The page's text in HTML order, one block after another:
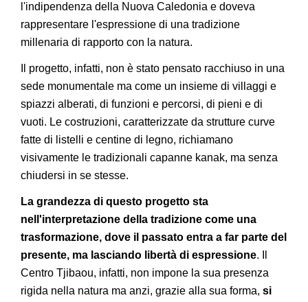
l'indipendenza della Nuova Caledonia e doveva
rappresentare l'espressione di una tradizione
millenaria di rapporto con la natura.
Il progetto, infatti, non è stato pensato racchiuso in una
sede monumentale ma come un insieme di villaggi e
spiazzi alberati, di funzioni e percorsi, di pieni e di
vuoti. Le costruzioni, caratterizzate da strutture curve
fatte di listelli e centine di legno, richiamano
visivamente le tradizionali capanne kanak, ma senza
chiudersi in se stesse.
La grandezza di questo progetto sta
nell'interpretazione della tradizione come una
trasformazione, dove il passato entra a far parte del
presente, ma lasciando libertà di espressione. Il
Centro Tjibaou, infatti, non impone la sua presenza
rigida nella natura ma anzi, grazie alla sua forma, si